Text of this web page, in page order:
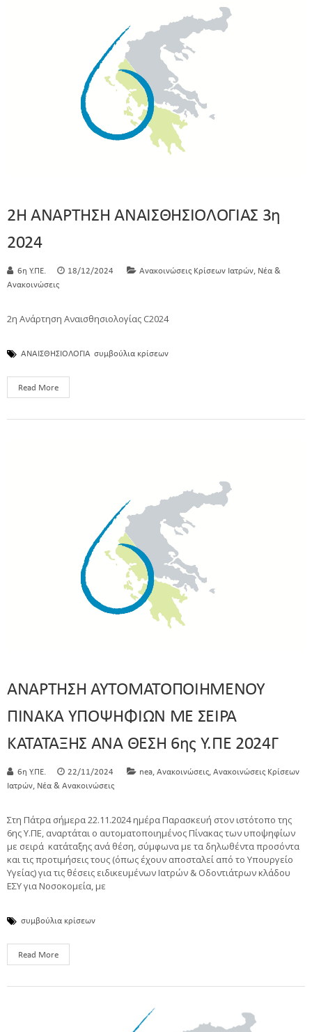
2Η ΑΝΑΡΤΗΣΗ ΑΝΑΙΣΘΗΣΙΟΛΟΓΙΑΣ 3η
2024
6η Υ.ΠΕ. 18/12/2024 Ανακοινώσεις Κρίσεων Ιατρών, Νέα &
Ανακοινώσεις
2η Ανάρτηση Αναισθησιολογίας C2024
ΑΝΑΙΣΘΗΣΙΟΛΟΓΙΑ συμβούλια κρίσεων
Read More
ΑΝΑΡΤΗΣΗ ΑΥΤΟΜΑΤΟΠΟΙΗΜΕΝΟΥ
ΠΙΝΑΚΑ ΥΠΟΨΗΦΙΩΝ ΜΕ ΣΕΙΡΑ
ΚΑΤΑΤΑΞΗΣ ΑΝΑ ΘΕΣΗ 6ης Υ.ΠΕ 2024Γ
6η Υ.ΠΕ. 22/11/2024 nea, Ανακοινώσεις, Ανακοινώσεις Κρίσεων
Ιατρών, Νέα & Ανακοινώσεις
Στη Πάτρα σήμερα 22.11.2024 ημέρα Παρασκευή στον ιστότοπο της
6ης Υ.ΠΕ, αναρτάται ο αυτοματοποιημένος Πίνακας των υποψηφίων
με σειρά κατάταξης ανά θέση, σύμφωνα με τα δηλωθέντα προσόντα
και τις προτιμήσεις τους (όπως έχουν αποσταλεί από το Υπουργείο
Υγείας) για τις θέσεις ειδικευμένων Ιατρών & Οδοντιάτρων κλάδου
ΕΣΥ για Νοσοκομεία, με
συμβούλια κρίσεων
Read More